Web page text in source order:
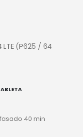
(P625 / 64
40 min